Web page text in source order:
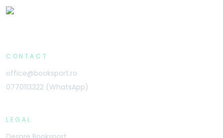
CONTACT
office@booksport.ro
0770113322 (WhatsApp)
LEGAL